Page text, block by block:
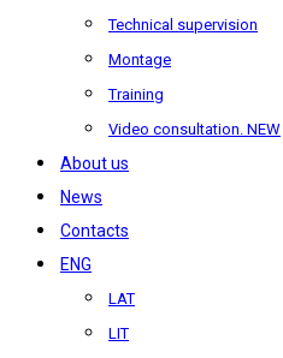
Technical supervision
Montage
Training
Video consultation. NEW
About us
News
Contacts
ENG
LAT
LIT